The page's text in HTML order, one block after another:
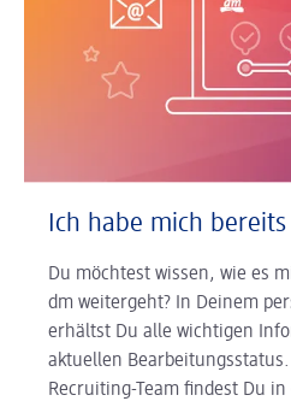
Ich habe mich
Du möchtest wissen, wie es
dm weitergeht? In Deinem
erhältst Du alle wichtigen
aktuellen
Recruiting-Team findest Du in